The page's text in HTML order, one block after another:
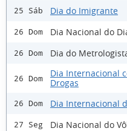
25 Sáb Dia do Imigrante
26 Dom Dia Nacional do
26 Dom Dia do
26 Dom
Dia Internacional
Drogas
26 Dom Dia Internacional
27 Seg Dia Nacional do